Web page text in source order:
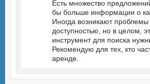
Есть множество
бы больше информации о
Иногда возникают проблемы
доступностью, но в целом,
инструмент для поиска
Рекомендую для тех, кто
аренде.